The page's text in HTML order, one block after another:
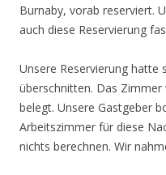
Burnaby, vorab reserviert.
auch diese Reservierung
Unsere Reservierung hatte
überschnitten. Das
belegt. Unsere Gastgeber
Arbeitszimmer für diese
nichts berechnen. Wir